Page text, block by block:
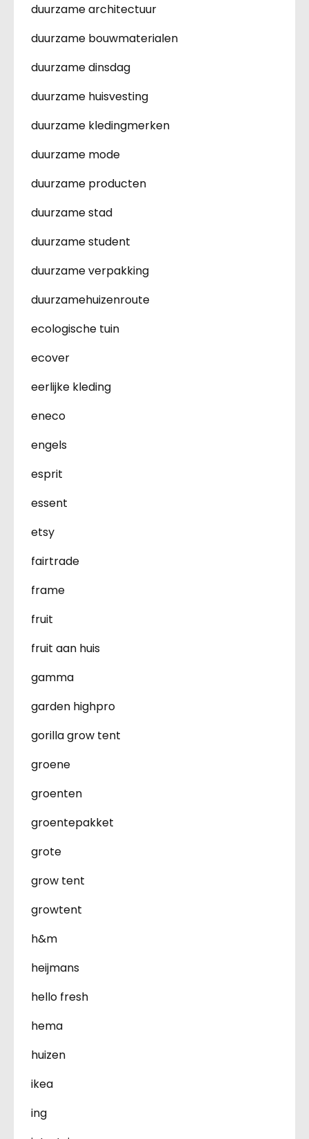
duurzame architectuur
duurzame bouwmaterialen
duurzame dinsdag
duurzame huisvesting
duurzame kledingmerken
duurzame mode
duurzame producten
duurzame stad
duurzame student
duurzame verpakking
duurzamehuizenroute
ecologische tuin
ecover
eerlijke kleding
eneco
engels
esprit
essent
etsy
fairtrade
frame
fruit
fruit aan huis
gamma
garden highpro
gorilla grow tent
groene
groenten
groentepakket
grote
grow tent
growtent
h&m
heijmans
hello fresh
hema
huizen
ikea
ing